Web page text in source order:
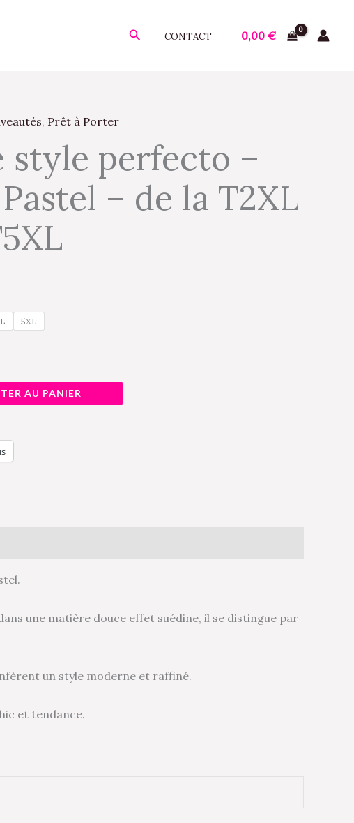
Rechercher
CONTACT 0,00 €
, Prêt à Porter
style perfecto –
– de la T2XL
5XL
AU PANIER
une matière douce effet suédine, il se distingue par
un style moderne et raffiné.
et tendance.